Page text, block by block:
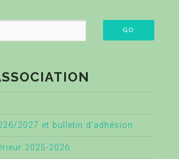
2027 et bulletin d’adhésion
2025-2026